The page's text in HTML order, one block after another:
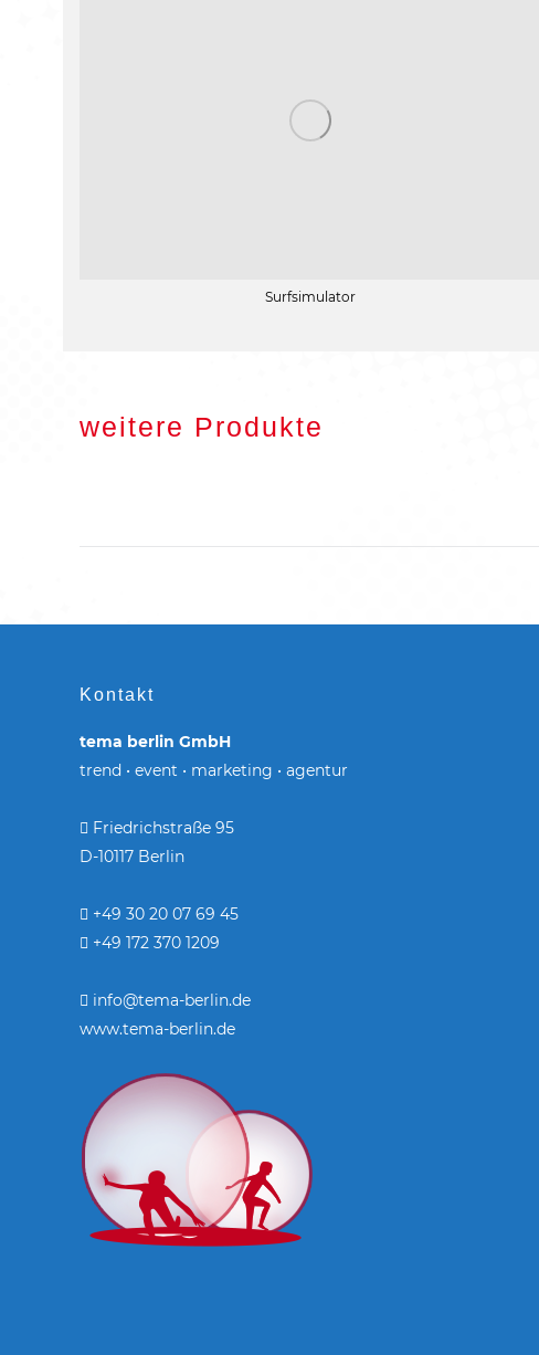
Surfsimulator
weitere Produkte
Kontakt
tema berlin GmbH
trend • event • marketing • agentur
Friedrichstraße 95
D-10117 Berlin
+49 30 20 07 69 45
+49 172 370 1209
info@tema-berlin.de
www.tema-berlin.de